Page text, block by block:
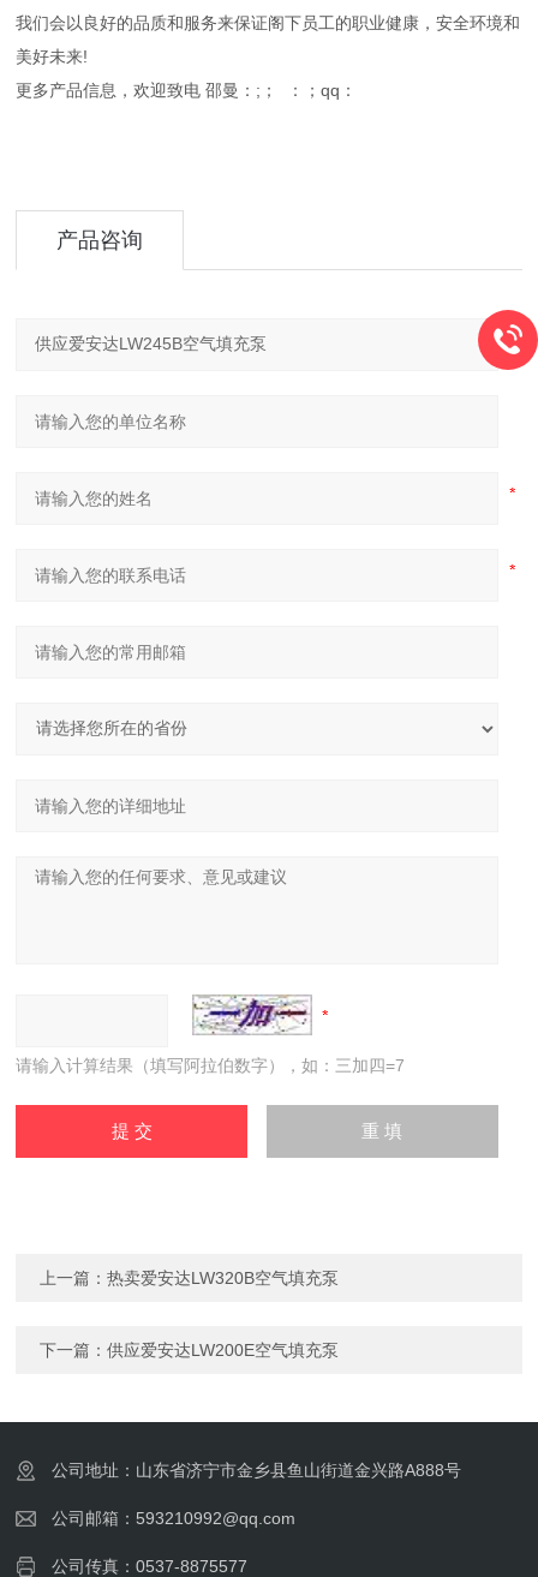
我们会以良好的品质和服务来保证阁下员工的职业健康，安全环境和
美好未来!
更多产品信息，欢迎致电 邵曼：;； ：；qq：
产品咨询
请输入计算结果（填写阿拉伯数字），如：三加四=7
上一篇：热卖爱安达LW320B空气填充泵
下一篇：供应爱安达LW200E空气填充泵
公司地址：山东省济宁市金乡县鱼山街道金兴路A888号
公司邮箱：593210992@qq.com
公司传真：0537-8875577